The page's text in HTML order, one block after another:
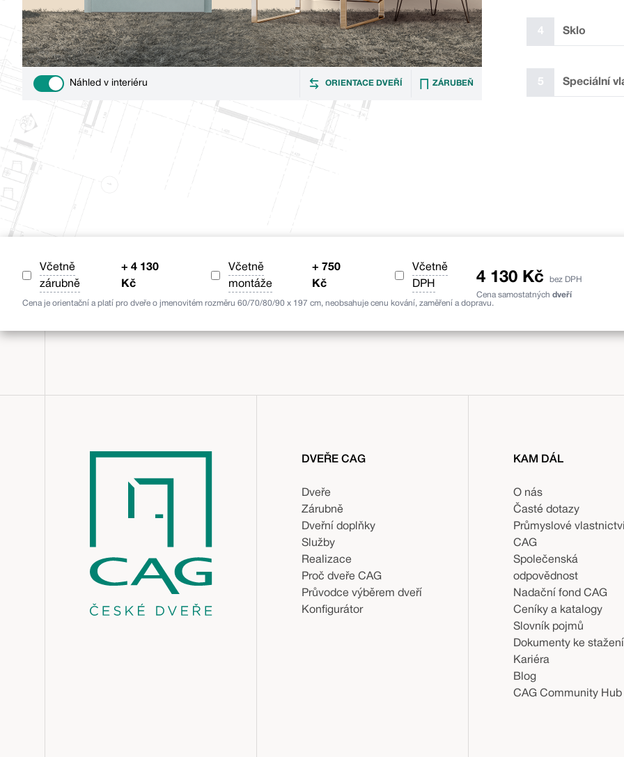
Use settingNáhled v interiéru ORIENTACE DVEŘÍ ZÁRUBEŇ
P
4 Sklo
5 Speciální
Včetně
zárubně
+ 4 130
Kč
Včetně
montáže
+ 750
Kč
Včetně
DPH
Cena je orientační a platí pro dveře o jmenovitém rozměru 60/70/80/90 x 197 cm, neobsahuje cenu kování, zaměření a dopravu.
4 130 Kč bez DPH
Cena samostatných dveří
DVEŘE CAG
Dveře
Zárubně
Dveřní doplňky
Služby
Realizace
Proč dveře CAG
Průvodce výběrem dveří
Konfigurátor
KAM DÁL
O nás
Časté dotazy
Průmyslové vlastnictví
CAG
Společenská
odpovědnost
Nadační fond CAG
Ceníky a katalogy
Slovník pojmů
Dokumenty ke stažení
Kariéra
Blog
CAG Community Hub